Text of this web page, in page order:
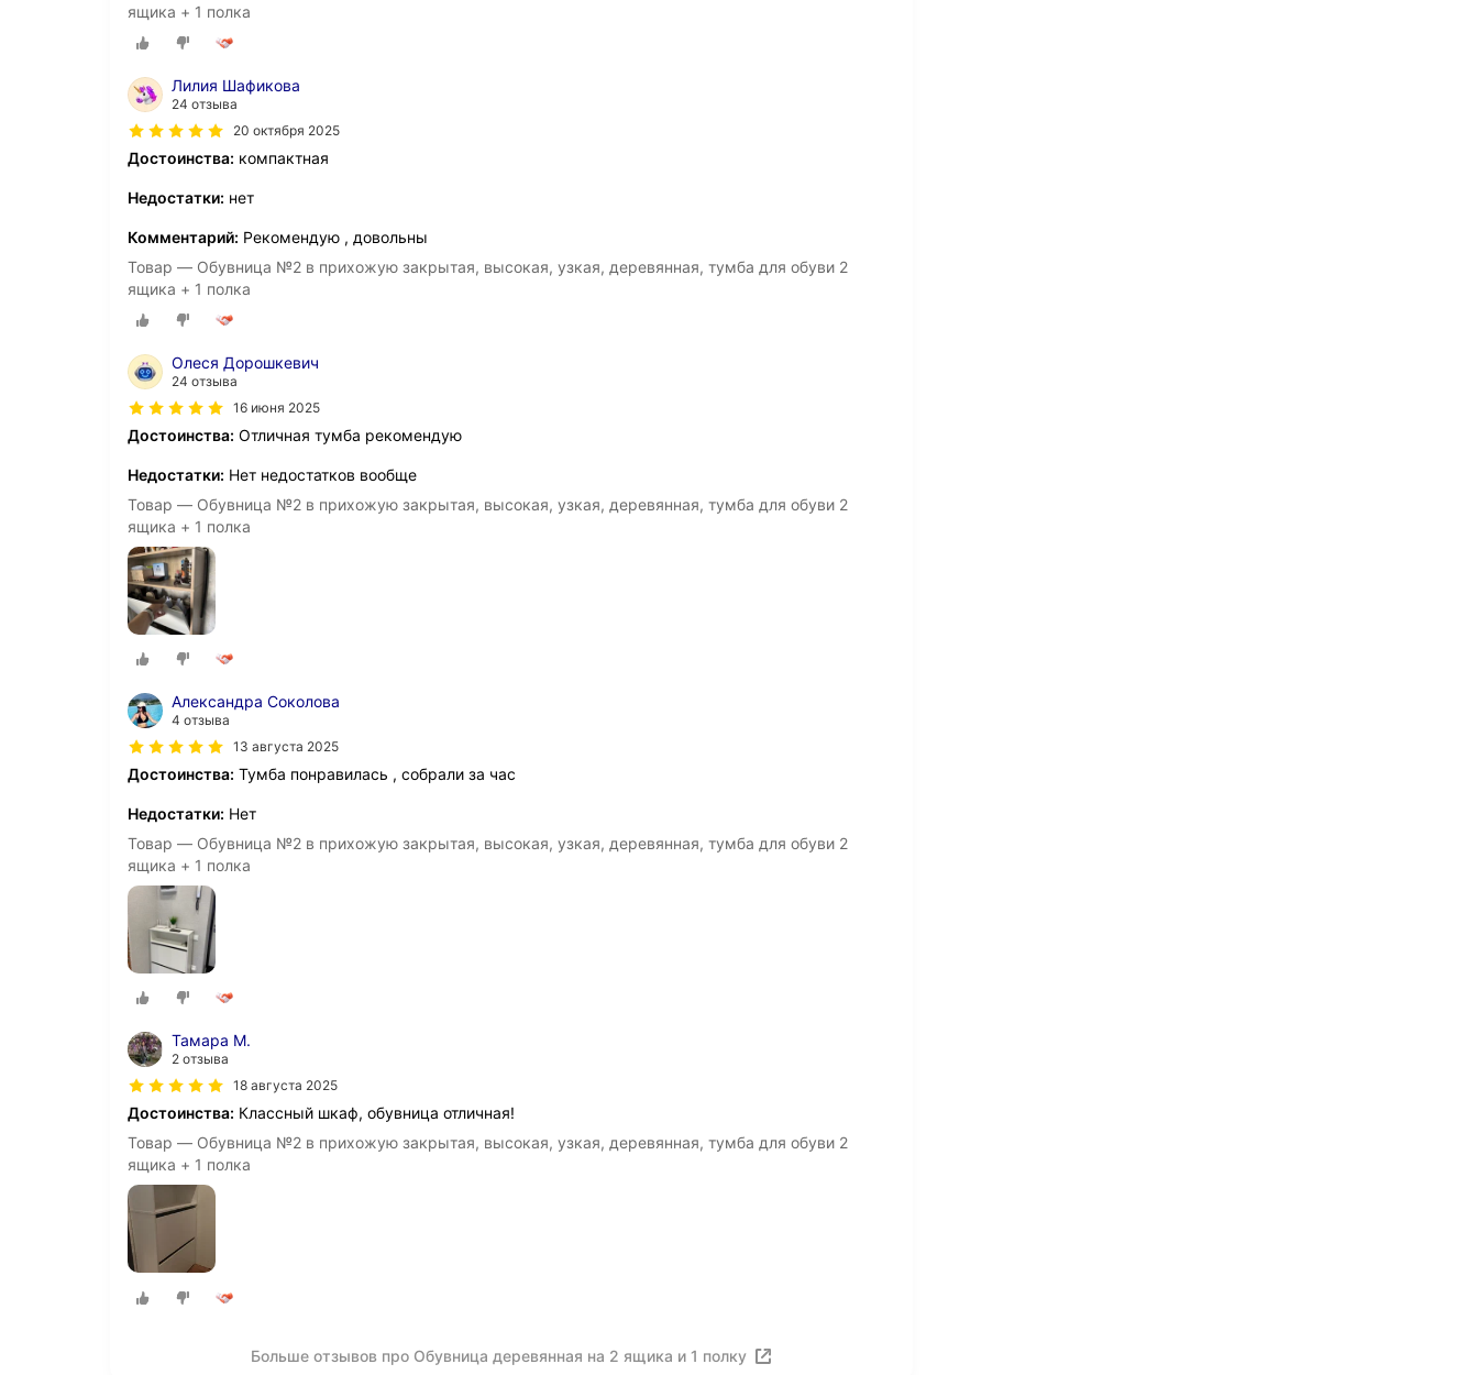
ящика + 1 полка
Лилия Шафикова
24 отзыва
20 октября 2025
Достоинства: компактная
Недостатки: нет
Комментарий: Рекомендую , довольны
Товар — Обувница №2 в прихожую закрытая, высокая, узкая, деревянная, тумба для обуви 2
ящика + 1 полка
Олеся Дорошкевич
24 отзыва
16 июня 2025
Достоинства: Отличная тумба рекомендую
Недостатки: Нет недостатков вообще
Товар — Обувница №2 в прихожую закрытая, высокая, узкая, деревянная, тумба для обуви 2
ящика + 1 полка
Александра Соколова
4 отзыва
13 августа 2025
Достоинства: Тумба понравилась , собрали за час
Недостатки: Нет
Товар — Обувница №2 в прихожую закрытая, высокая, узкая, деревянная, тумба для обуви 2
ящика + 1 полка
Тамара М.
2 отзыва
18 августа 2025
Достоинства: Классный шкаф, обувница отличная!
Товар — Обувница №2 в прихожую закрытая, высокая, узкая, деревянная, тумба для обуви 2
ящика + 1 полка
Больше отзывов про Обувница деревянная на 2 ящика и 1 полку